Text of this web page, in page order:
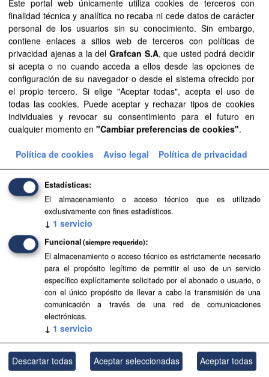
SIPU PDF HTML FIP
Planeamiento urbanístico de El Paso
Planeamiento urbanístico sistematizado del municipio de El
Paso . Esta información es producida y mantenida por el
Gobierno de Canarias y ha contado con la financiación
del...
FIP SIPU PDF HTML
Planeamiento urbanístico de Tegueste
Planeamiento urbanístico sistematizado del municipio de
Tegueste . Esta información es producida y mantenida por
el Gobierno de Canarias y ha contado con la financiación
SIPU PDF
Planeamiento urbanístico de Teguise
Planeamiento urbanístico sistematizado del municipio de
Teguise . Esta información es producida y mantenida por el
Gobierno de Canarias y ha contado con la financiación
PDF HTML
Planeamiento urbanístico de Puntagorda
Este portal web únicamente utiliza cookies de terceros con
finalidad técnica y analítica no recaba ni cede datos de carácter
personal de los usuarios sin su conocimiento. Sin embargo,
contiene enlaces a sitios web de terceros con políticas de
privacidad ajenas a la del Grafcan S.A, que usted podrá decidir
si acepta o no cuando acceda a ellos desde las opciones de
configuración de su navegador o desde el sistema ofrecido por
el propio tercero. Si elige "Aceptar todas", acepta el uso de
todas las cookies. Puede aceptar y rechazar tipos de cookies
individuales y revocar su consentimiento para el futuro en
cualquier momento en "Cambiar preferencias de cookies".
Política de cookies Aviso legal Política de privacidad
Estadísticas
El almacenamiento o acceso técnico que es utilizado
exclusivamente con fines estadísticos.
↓ 1 servicio
Funcional (siempre requerido)
El almacenamiento o acceso técnico es estrictamente necesario
para el propósito legítimo de permitir el uso de un servicio
específico explícitamente solicitado por el abonado o usuario, o
con el único propósito de llevar a cabo la transmisión de una
comunicación a través de una red de comunicaciones
electrónicas.
↓ 1 servicio
Descartar todas Aceptar seleccionadas Aceptar todas